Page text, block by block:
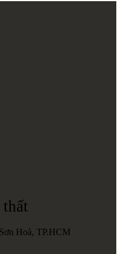
Hoà, TP.HCM